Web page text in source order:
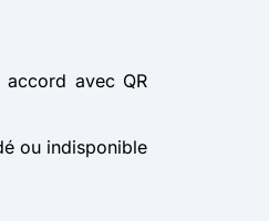
avec QR
ou indisponible